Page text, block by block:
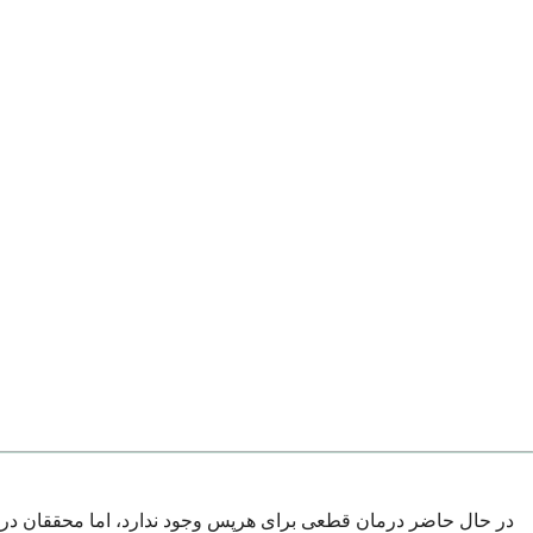
در حال حاضر درمان قطعی برای هرپس وجود ندارد، اما محققان در